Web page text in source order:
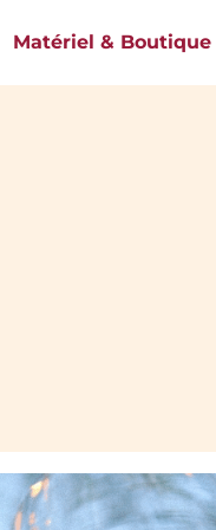
Matériel & Boutique